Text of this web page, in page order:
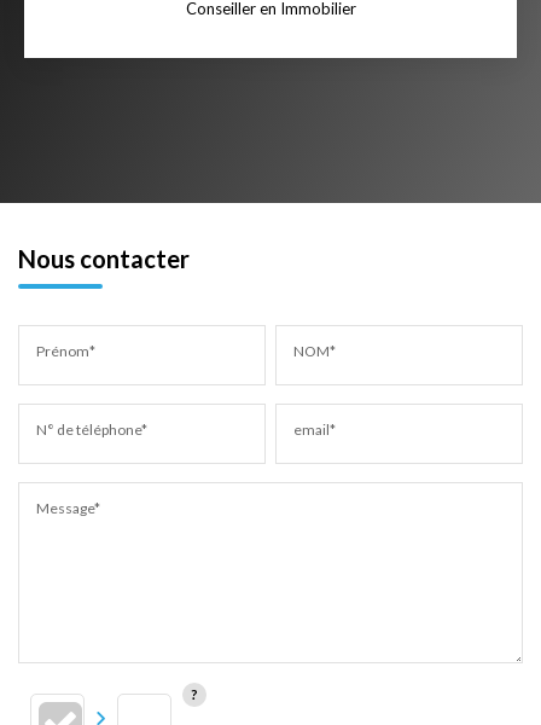
Conseiller en Immobilier
Nous contacter
Prénom* NOM*
N° de téléphone* email*
Message*